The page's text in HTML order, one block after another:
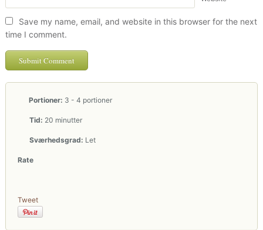
Save my name, email, and website in this browser for the next
time I comment.
Portioner: 3 - 4 portioner
Tid: 20 minutter
Sværhedsgrad: Let
Rate
Tweet